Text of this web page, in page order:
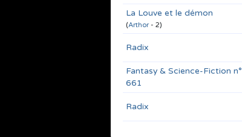
La Louve et le démon
(Arthor- 2)
Radix
Fantasy & Science-Fiction n°
661
Radix